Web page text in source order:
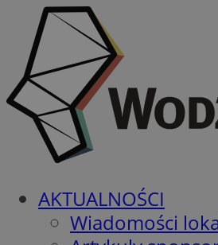
AKTUALNOŚCI
Wiadomości